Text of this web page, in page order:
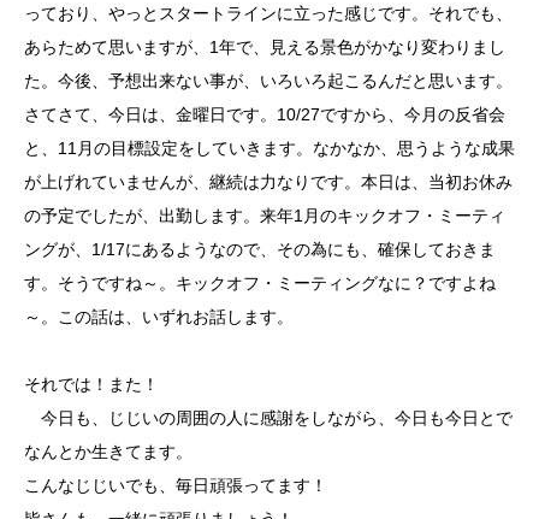
っており、やっとスタートラインに立った感じです。それでも、
あらためて思いますが、1年で、見える景色がかなり変わりまし
た。今後、予想出来ない事が、いろいろ起こるんだと思います。
さてさて、今日は、金曜日です。10/27ですから、今月の反省会
と、11月の目標設定をしていきます。なかなか、思うような成果
が上げれていませんが、継続は力なりです。本日は、当初お休み
の予定でしたが、出勤します。来年1月のキックオフ・ミーティ
ングが、1/17にあるようなので、その為にも、確保しておきま
す。そうですね～。キックオフ・ミーティングなに？ですよね
～。この話は、いずれお話します。
それでは！また！
今日も、じじいの周囲の人に感謝をしながら、今日も今日とで
なんとか生きてます。
こんなじじいでも、毎日頑張ってます！